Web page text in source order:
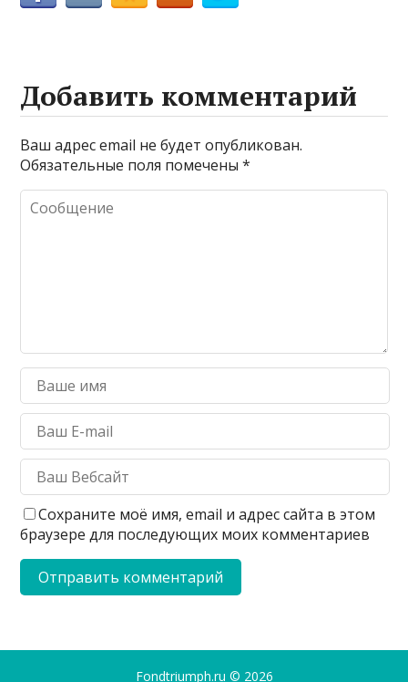
Добавить комментарий
Ваш адрес email не будет опубликован.
Обязательные поля помечены*
Сохраните моё имя, email и адрес сайта в этом
браузере для последующих моих комментариев
Fondtriumph.ru © 2026